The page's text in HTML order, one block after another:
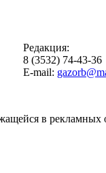
Редакция:
8 (3532) 74-43-36
E-mail:
в